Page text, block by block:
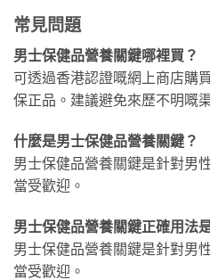
常見問題
男士保健品營養關鍵哪裡買？
可透過香港認證嘅網上商店購
保正品。建議避免來歷不明嘅
什麼是男士保健品營養關鍵？
男士保健品營養關鍵是針對男
當受歡迎。
男士保健品營養關鍵正確用法
男士保健品營養關鍵是針對男
當受歡迎。